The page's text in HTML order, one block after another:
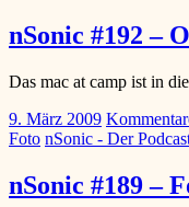
nSonic #192 –
Das mac at camp ist in
9. März 2009
Foto nSonic - Der
nSonic #189 –